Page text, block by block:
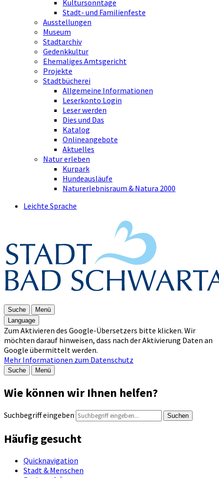
Kultursonntage
Stadt- und Familienfeste
Ausstellungen
Museum
Stadtarchiv
Gedenkkultur
Ehemaliges Amtsgericht
Projekte
Stadtbücherei
Allgemeine Informationen
Leserkonto Login
Leser werden
Dies und Das
Katalog
Onlineangebote
Aktuelles
Natur erleben
Kurpark
Hundeausläufe
Naturerlebnisraum & Natura 2000
Leichte Sprache
Suche
Menü
Language
Zum Aktivieren des Google-Übersetzers bitte klicken. Wir
möchten darauf hinweisen, dass nach der Aktivierung Daten an
Google übermittelt werden.
Mehr Informationen zum Datenschutz
Suche Menü
Wie können wir Ihnen helfen?
Suchbegriff eingeben Suchen
Häufig gesucht
Quicknavigation
Stadt & Menschen